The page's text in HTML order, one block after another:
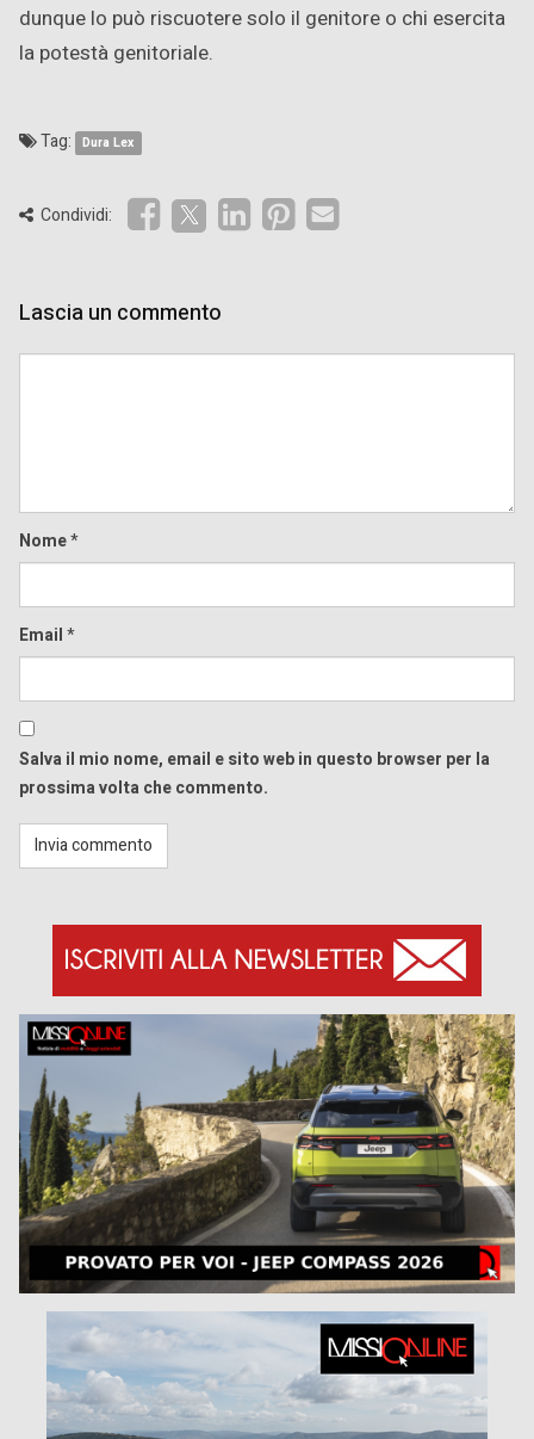
dunque lo può riscuotere solo il genitore o chi esercita
la potestà genitoriale.
Tag: Dura Lex
Condividi:
Lascia un commento
Nome*
Email*
Salva il mio nome, email e sito web in questo browser per la
prossima volta che commento.